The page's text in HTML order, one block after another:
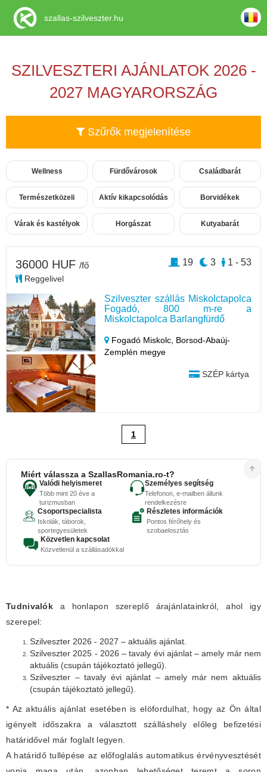
SZILVESZTERI AJÁNLATOK 2026 -
2027 MAGYARORSZÁG
Szűrők megjelenítése
Wellness Fürdővárosok Családbarát
Természetközeli Aktív kikapcsolódás Borvidékek
Várak és kastélyok Horgászat Kutyabarát
Szilveszter szállás Miskolctapolca
Fogadó, 800 m-re a
Miskolctapolca Barlangfürdő
Fogadó Miskolc, Borsod-Abaúj-
Zemplén megye
SZÉP kártya
36000 HUF /fő
Reggelivel
1 - 53
3
19
1
Miért válassza a SzallasRomania.ro-t?
Valódi helyismeret
Több mint 20 éve a
turizmusban
Személyes segítség
Telefonon, e-mailben állunk
rendelkezésre
Csoportspecialista
Iskolák, táborok,
sportegyesületek
Részletes információk
Pontos férőhely és
szobaelosztás
Közvetlen kapcsolat
Közvetlenül a szállásadókkal
Tudnivalók a honlapon szereplő árajánlatainkról, ahol igy
szerepel:
Szilveszter 2026 - 2027 – aktuális ajánlat.
Szilveszter 2025 - 2026 – tavaly évi ajánlat – amely már nem
aktuális (csupán tájékoztató jellegű).
Szilveszter – tavaly évi ajánlat – amely már nem aktuális
(csupán tájékoztató jellegű).
* Az aktuális ajánlat esetében is elöfordulhat, hogy az Ön által
igényelt időszakra a választott szálláshely előleg befizetési
határidővel már foglalt legyen.
A határidő tullépése az előfoglalás automatikus érvényvesztését
szallas-szilveszter.hu